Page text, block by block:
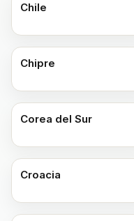
Chile
Chipre
Corea del Sur
Croacia